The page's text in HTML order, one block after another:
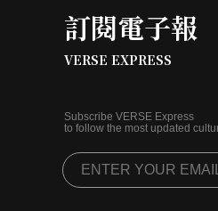
訂閱電子報
VERSE EXPRESS
Subscribe VERSE Express
to follow the most updated